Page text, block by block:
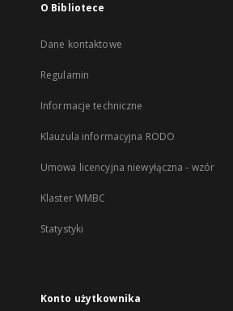
O Bibliotece
Dane kontaktowe
Regulamin
Informacje techniczne
Klauzula informacyjna RODO
Umowa licencyjna niewyłączna - wzór
Klaster WMBC
Statystyki
Konto użytkownika